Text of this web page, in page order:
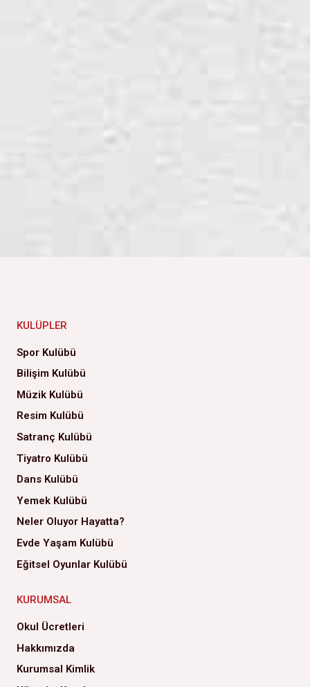
KULÜPLER
Spor Kulübü
Bilişim Kulübü
Müzik Kulübü
Resim Kulübü
Satranç Kulübü
Tiyatro Kulübü
Dans Kulübü
Yemek Kulübü
Neler Oluyor Hayatta?
Evde Yaşam Kulübü
Eğitsel Oyunlar Kulübü
KURUMSAL
Okul Ücretleri
Hakkımızda
Kurumsal Kimlik